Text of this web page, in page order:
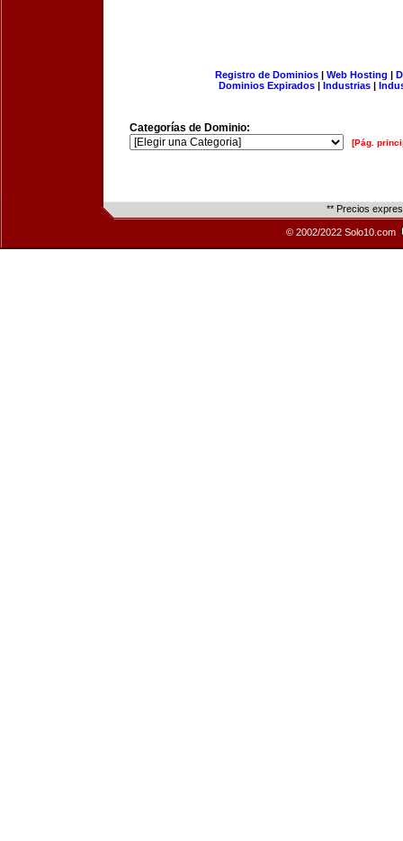
Registro de Dominios| Web Hosting |
Dominios Expirados | Industrias |
Categorías de Dominio:
[Pág.
** Precios
© 2002/2022 Solo10.com